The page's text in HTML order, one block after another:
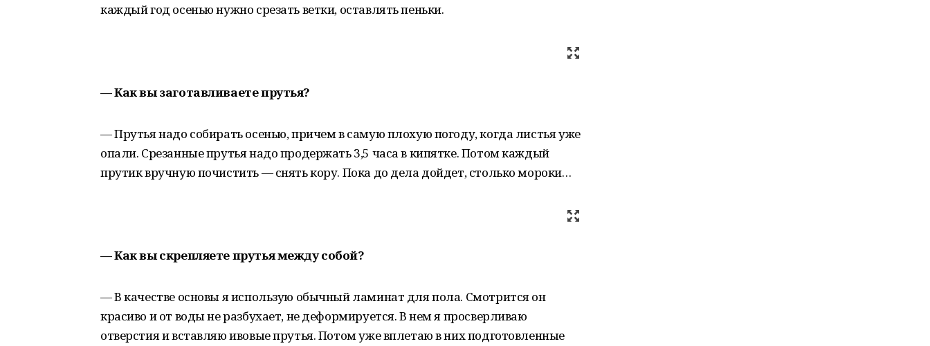
каждый год осенью нужно срезать ветки, оставлять пеньки.
— Как вы заготавливаете прутья?
— Прутья надо собирать осенью, причем в самую плохую погоду, когда листья уже
опали. Срезанные прутья надо продержать 3,5 часа в кипятке. Потом каждый
прутик вручную почистить — снять кору. Пока до дела дойдет, столько мороки…
— Как вы скрепляете прутья между собой?
— В качестве основы я использую обычный ламинат для пола. Смотрится он
красиво и от воды не разбухает, не деформируется. В нем я просверливаю
отверстия и вставляю ивовые прутья. Потом уже вплетаю в них подготовленные